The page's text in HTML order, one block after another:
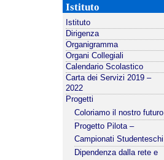
Istituto
Istituto
Dirigenza
Organigramma
Organi Collegiali
Calendario Scolastico
Carta dei Servizi 2019 –
2022
Progetti
Coloriamo il nostro futuro
Progetto Pilota –
Campionati Studenteschi
Dipendenza dalla rete e